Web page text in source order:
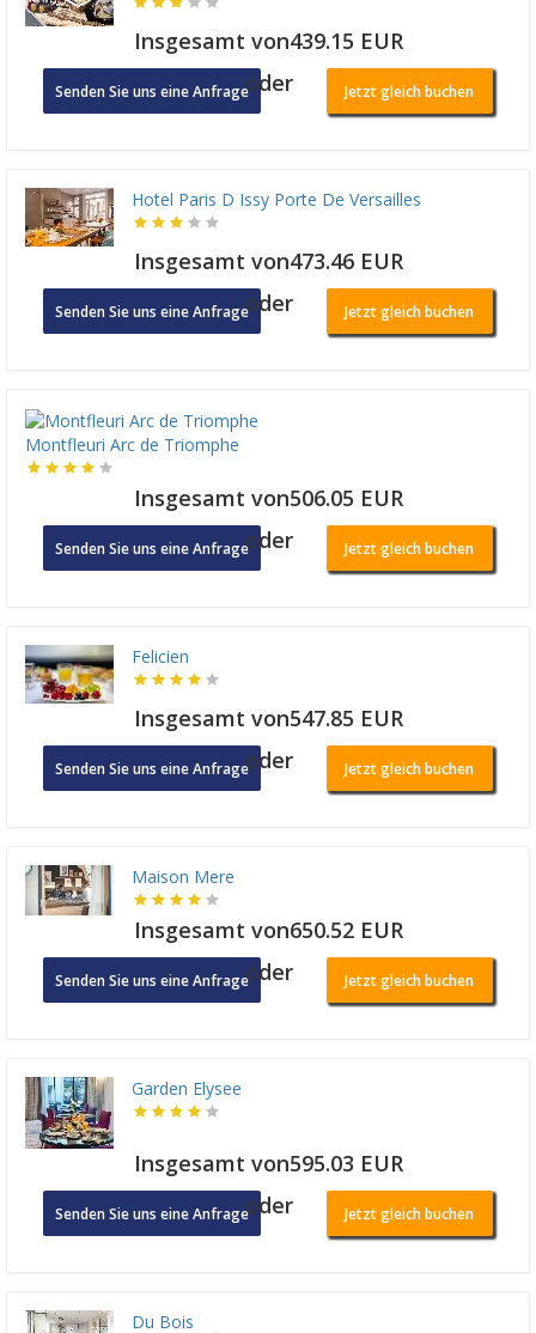
Insgesamt von439.15 EUR
Senden Sie uns eine Anfrageoder Jetzt gleich buchen
Hotel Paris D Issy Porte De Versailles
Insgesamt von473.46 EUR
Senden Sie uns eine Anfrageoder Jetzt gleich buchen
Montfleuri Arc de Triomphe
Insgesamt von506.05 EUR
Senden Sie uns eine Anfrageoder Jetzt gleich buchen
Felicien
Insgesamt von547.85 EUR
Senden Sie uns eine Anfrageoder Jetzt gleich buchen
Maison Mere
Insgesamt von650.52 EUR
Senden Sie uns eine Anfrageoder Jetzt gleich buchen
Garden Elysee
Insgesamt von595.03 EUR
Senden Sie uns eine Anfrageoder Jetzt gleich buchen
Du Bois